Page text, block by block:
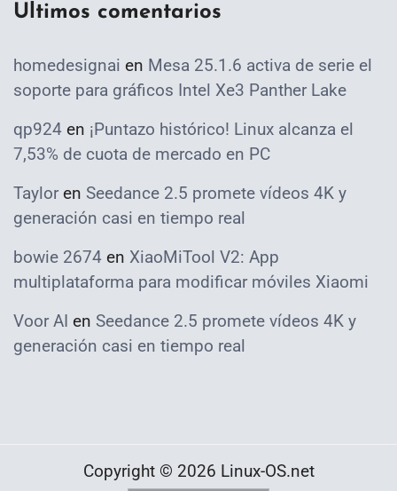
Ultimos comentarios
homedesignai en Mesa 25.1.6 activa de serie el
soporte para gráficos Intel Xe3 Panther Lake
qp924 en ¡Puntazo histórico! Linux alcanza el
7,53% de cuota de mercado en PC
Taylor en Seedance 2.5 promete vídeos 4K y
generación casi en tiempo real
bowie 2674 en XiaoMiTool V2: App
multiplataforma para modificar móviles Xiaomi
Voor AI en Seedance 2.5 promete vídeos 4K y
generación casi en tiempo real
Copyright © 2026 Linux-OS.net